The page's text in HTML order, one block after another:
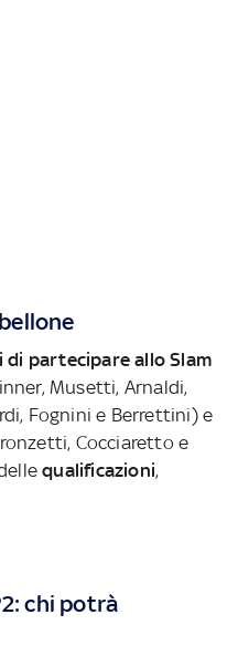
di partecipare allo Slam
Musetti, Arnaldi,
Fognini e Berrettini) e
Cocciaretto e
qualificazioni,
chi potrà